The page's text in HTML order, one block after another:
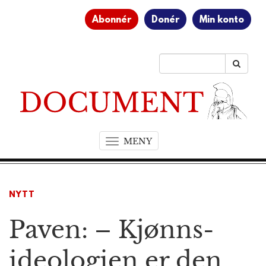
Abonnér Donér Min konto
MENYT
o
n
a
i
NYTT
Paven: – Kjønns­